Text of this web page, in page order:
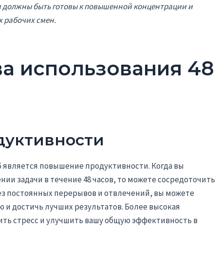
быть готовы к повышенной концентрации и
рабочих смен.
использования 48
повышение продуктивности. Когда вы
задачи в течение 48 часов, то можете сосредоточить
постоянных перерывов и отвлечений, вы можете
достичь лучших результатов. Более высокая
стресс и улучшить вашу общую эффективность в